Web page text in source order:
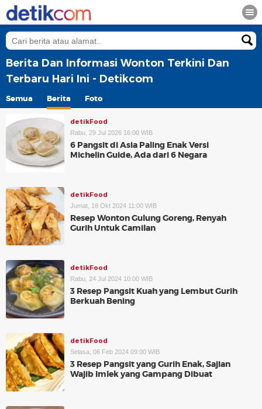
Berita Dan Informasi Wonton Terkini Dan
Terbaru Hari Ini - Detikcom
Semua Berita Foto
detikFood
Rabu, 29 Jul 2026 16:00 WIB
6 Pangsit di Asia Paling Enak Versi
Michelin Guide, Ada dari 6 Negara
detikFood
Jumat, 18 Okt 2024 11:00 WIB
Resep Wonton Gulung Goreng, Renyah
Gurih Untuk Camilan
detikFood
Rabu, 24 Jul 2024 10:00 WIB
3 Resep Pangsit Kuah yang Lembut Gurih
Berkuah Bening
detikFood
Selasa, 06 Feb 2024 09:00 WIB
3 Resep Pangsit yang Gurih Enak, Sajian
Wajib Imlek yang Gampang Dibuat